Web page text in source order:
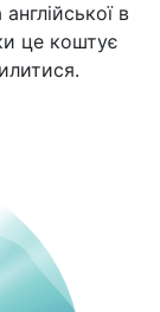
в
це коштує